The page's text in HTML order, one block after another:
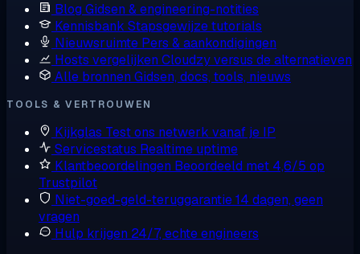
Blog Gidsen & engineering-notities
Kennisbank Stapsgewijze tutorials
Nieuwsruimte Pers & aankondigingen
Hosts vergelijken Cloudzy versus de alternatieven
Alle bronnen Gidsen, docs, tools, nieuws
TOOLS & VERTROUWEN
Kijkglas Test ons netwerk vanaf je IP
Servicestatus Realtime uptime
Klantbeoordelingen Beoordeeld met 4,6/5 op
Trustpilot
Niet-goed-geld-teruggarantie14 dagen, geen
vragen
Hulp krijgen 24/7, echte engineers